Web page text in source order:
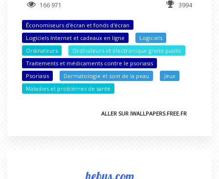
166 971 3994
Économiseurs d'écran et fonds d'écran
Logiciels Internet et cadeaux en ligne
Logiciels
Ordinateurs
Ordinateurs et électronique grand public
Traitements et médicaments contre le psoriasis
Psoriasis
Dermatologie et soin de la peau
Jeux
Maladies et problèmes de santé
ALLER SUR IWALLPAPERS.FREE.FR
hebus.com